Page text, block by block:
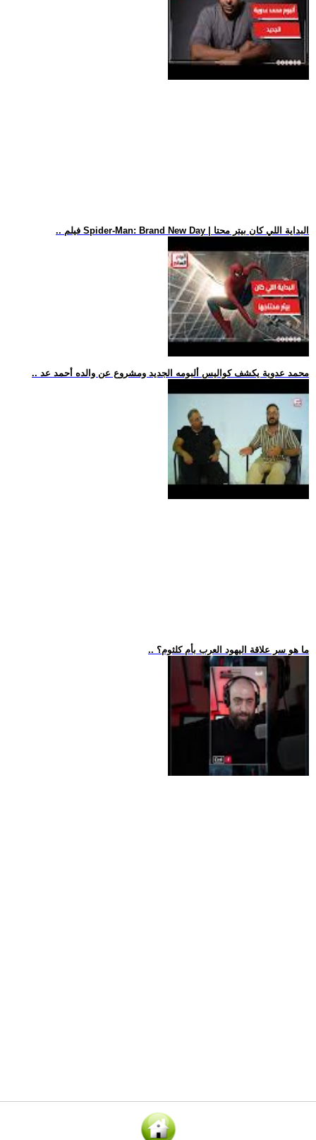
.. فيلم Spider-Man: Brand New Day | البداية اللي كان بيتر محتا
.. محمد عدوية يكشف كواليس ألبومه الجديد ومشروع عن والده أحمد عد
.. ما هو سر علاقة اليهود العرب بأم كلثوم؟